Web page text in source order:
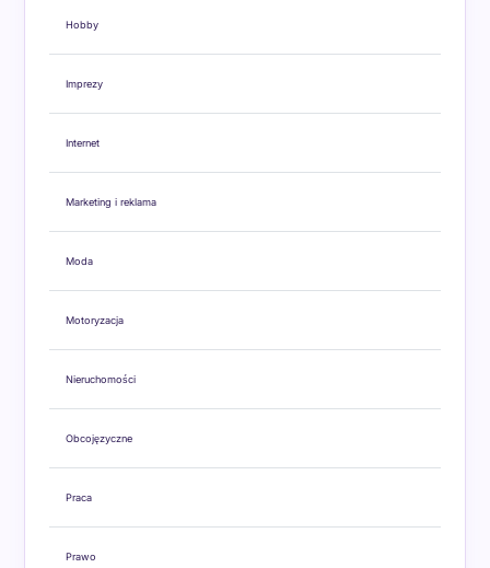
Hobby
Imprezy
Internet
Marketing i reklama
Moda
Motoryzacja
Nieruchomości
Obcojęzyczne
Praca
Prawo